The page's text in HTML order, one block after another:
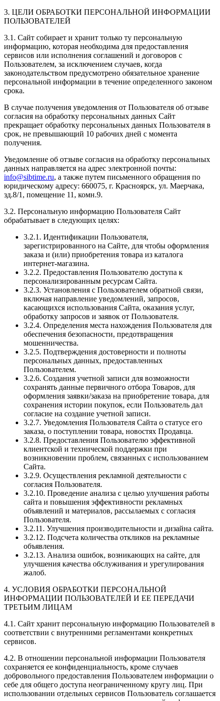
3. ЦЕЛИ ОБРАБОТКИ ПЕРСОНАЛЬНОЙ ИНФОРМАЦИИ
ПОЛЬЗОВАТЕЛЕЙ
3.1. Сайт собирает и хранит только ту персональную
информацию, которая необходима для предоставления
сервисов или исполнения соглашений и договоров с
Пользователем, за исключением случаев, когда
законодательством предусмотрено обязательное хранение
персональной информации в течение определенного законом
срока.
В случае получения уведомления от Пользователя об отзыве
согласия на обработку персональных данных Сайт
прекращает обработку персональных данных Пользователя в
срок, не превышающий 10 рабочих дней с момента
получения.
Уведомление об отзыве согласия на обработку персональных
данных направляется на адрес электронной почты:
info@sibtime.ru, а также путем письменного обращения по
юридическому адресу: 660075, г. Красноярск, ул. Маерчака,
зд.8/1, помещение 11, комн.9.
3.2. Персональную информацию Пользователя Сайт
обрабатывает в следующих целях:
3.2.1. Идентификации Пользователя,
зарегистрированного на Сайте, для чтобы оформления
заказа и (или) приобретения товара из каталога
интернет-магазина.
3.2.2. Предоставления Пользователю доступа к
персонализированным ресурсам Сайта.
3.2.3. Установления с Пользователем обратной связи,
включая направление уведомлений, запросов,
касающихся использования Сайта, оказания услуг,
обработку запросов и заявок от Пользователя.
3.2.4. Определения места нахождения Пользователя для
обеспечения безопасности, предотвращения
мошенничества.
3.2.5. Подтверждения достоверности и полноты
персональных данных, предоставленных
Пользователем.
3.2.6. Создания учетной записи для возможности
сохранять данные первичного отбора Товаров, для
оформления заявки/заказа на приобретение товара, для
сохранения истории покупок, если Пользователь дал
согласие на создание учетной записи.
3.2.7. Уведомления Пользователя Сайта о статусе его
заказа, о поступлении товара, новостях Продавца.
3.2.8. Предоставления Пользователю эффективной
клиентской и технической поддержки при
возникновении проблем, связанных с использованием
Сайта.
3.2.9. Осуществления рекламной деятельности с
согласия Пользователя.
3.2.10. Проведение анализа с целью улучшения работы
сайта и повышения эффективности рекламных
объявлений и материалов, рассылаемых с согласия
Пользователя.
3.2.11. Улучшения производительности и дизайна сайта.
3.2.12. Подсчета количества откликов на рекламные
объявления.
3.2.13. Анализа ошибок, возникающих на сайте, для
улучшения качества обслуживания и урегулирования
жалоб.
4. УСЛОВИЯ ОБРАБОТКИ ПЕРСОНАЛЬНОЙ
ИНФОРМАЦИИ ПОЛЬЗОВАТЕЛЕЙ И ЕЕ ПЕРЕДАЧИ
ТРЕТЬИМ ЛИЦАМ
4.1. Сайт хранит персональную информацию Пользователей в
соответствии с внутренними регламентами конкретных
сервисов.
4.2. В отношении персональной информации Пользователя
сохраняется ее конфиденциальность, кроме случаев
добровольного предоставления Пользователем информации о
себе для общего доступа неограниченному кругу лиц. При
использовании отдельных сервисов Пользователь соглашается